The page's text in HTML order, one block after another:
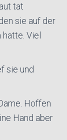
tat
sie auf der
Viel
sie und
Hoffen
Hand aber